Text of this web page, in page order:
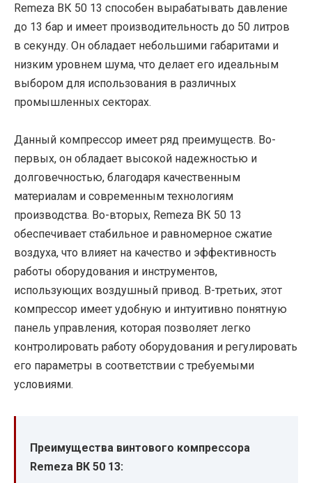
Remeza ВК 50 13 способен вырабатывать давление
до 13 бар и имеет производительность до 50 литров
в секунду. Он обладает небольшими габаритами и
низким уровнем шума, что делает его идеальным
выбором для использования в различных
промышленных секторах.
Данный компрессор имеет ряд преимуществ. Во-
первых, он обладает высокой надежностью и
долговечностью, благодаря качественным
материалам и современным технологиям
производства. Во-вторых, Remeza ВК 50 13
обеспечивает стабильное и равномерное сжатие
воздуха, что влияет на качество и эффективность
работы оборудования и инструментов,
использующих воздушный привод. В-третьих, этот
компрессор имеет удобную и интуитивно понятную
панель управления, которая позволяет легко
контролировать работу оборудования и регулировать
его параметры в соответствии с требуемыми
условиями.
Преимущества винтового компрессора
Remeza ВК 50 13: